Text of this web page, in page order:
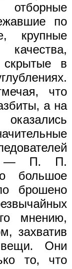
по
крупные
качества,
скрытые в
что
а на
— П. П.
большое
брошено
мнению,
захватив
Они
то, что